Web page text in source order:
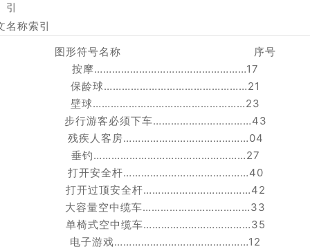
名称索引
图形符号名称 序号
按摩……………………………………………17
保龄球…………………………………………21
壁球……………………………………………23
步行游客必须下车……………………………43
残疾人客房……………………………………04
垂钓……………………………………………27
打开安全杆……………………………………40
打开过顶安全杆………………………………42
大容量空中缆车………………………………33
单椅式空中缆车………………………………35
电子游戏………………………………………12